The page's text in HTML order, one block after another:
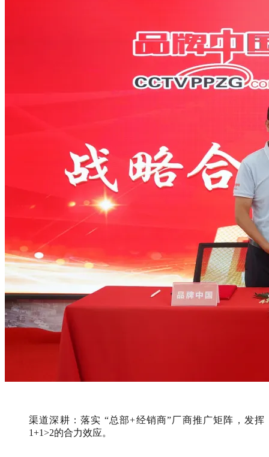
渠道深耕：落实 “总部+经销商”厂商推广矩阵，发挥
1+1>2的合力效应。